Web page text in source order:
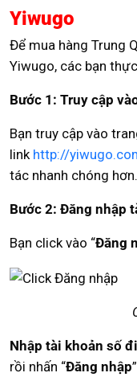
Yiwugo
Để mua hàng Trung
Yiwugo, các bạn
Bước 1: Truy cập
Bạn truy cập vào
link http://
tác nhanh chóng hơn.
Bước 2: Đăng nhập
Bạn click vào “Đăng
Nhập tài khoản số
rồi nhấn “Đăng nhập